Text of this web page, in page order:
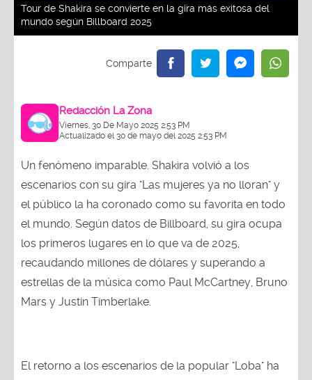
Tour de Shakira se convierte en la gira más exitosa del
mundo según Billboard 2025
Redacción La Zona
Viernes, 30 De Mayo 2025 2:53 PM
Actualizado el 30 de mayo del 2025 2:53 PM
Un fenómeno imparable. Shakira volvió a los
escenarios con su gira "Las mujeres ya no lloran" y
el público la ha coronado como su favorita en todo
el mundo. Según datos de Billboard, su gira ocupa
los primeros lugares en lo que va de 2025,
recaudando millones de dólares y superando a
estrellas de la música como Paul McCartney, Bruno
Mars y Justin Timberlake.
El retorno a los escenarios de la popular "Loba" ha